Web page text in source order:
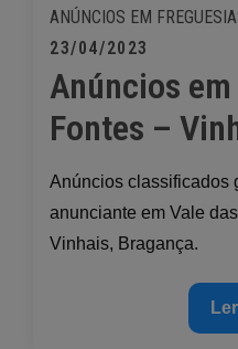
ANÚNCIOS EM
Posted
on
23/04/2023
Anúncios
Fontes –
Anúncios classificados
anunciante em Vale
Vinhais, Bragança.
em